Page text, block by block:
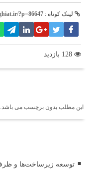
لینک کوتاه : ?p=86647
این مطلب بدون برچسب می باشد.
توسعه زیرساخت‌ها و